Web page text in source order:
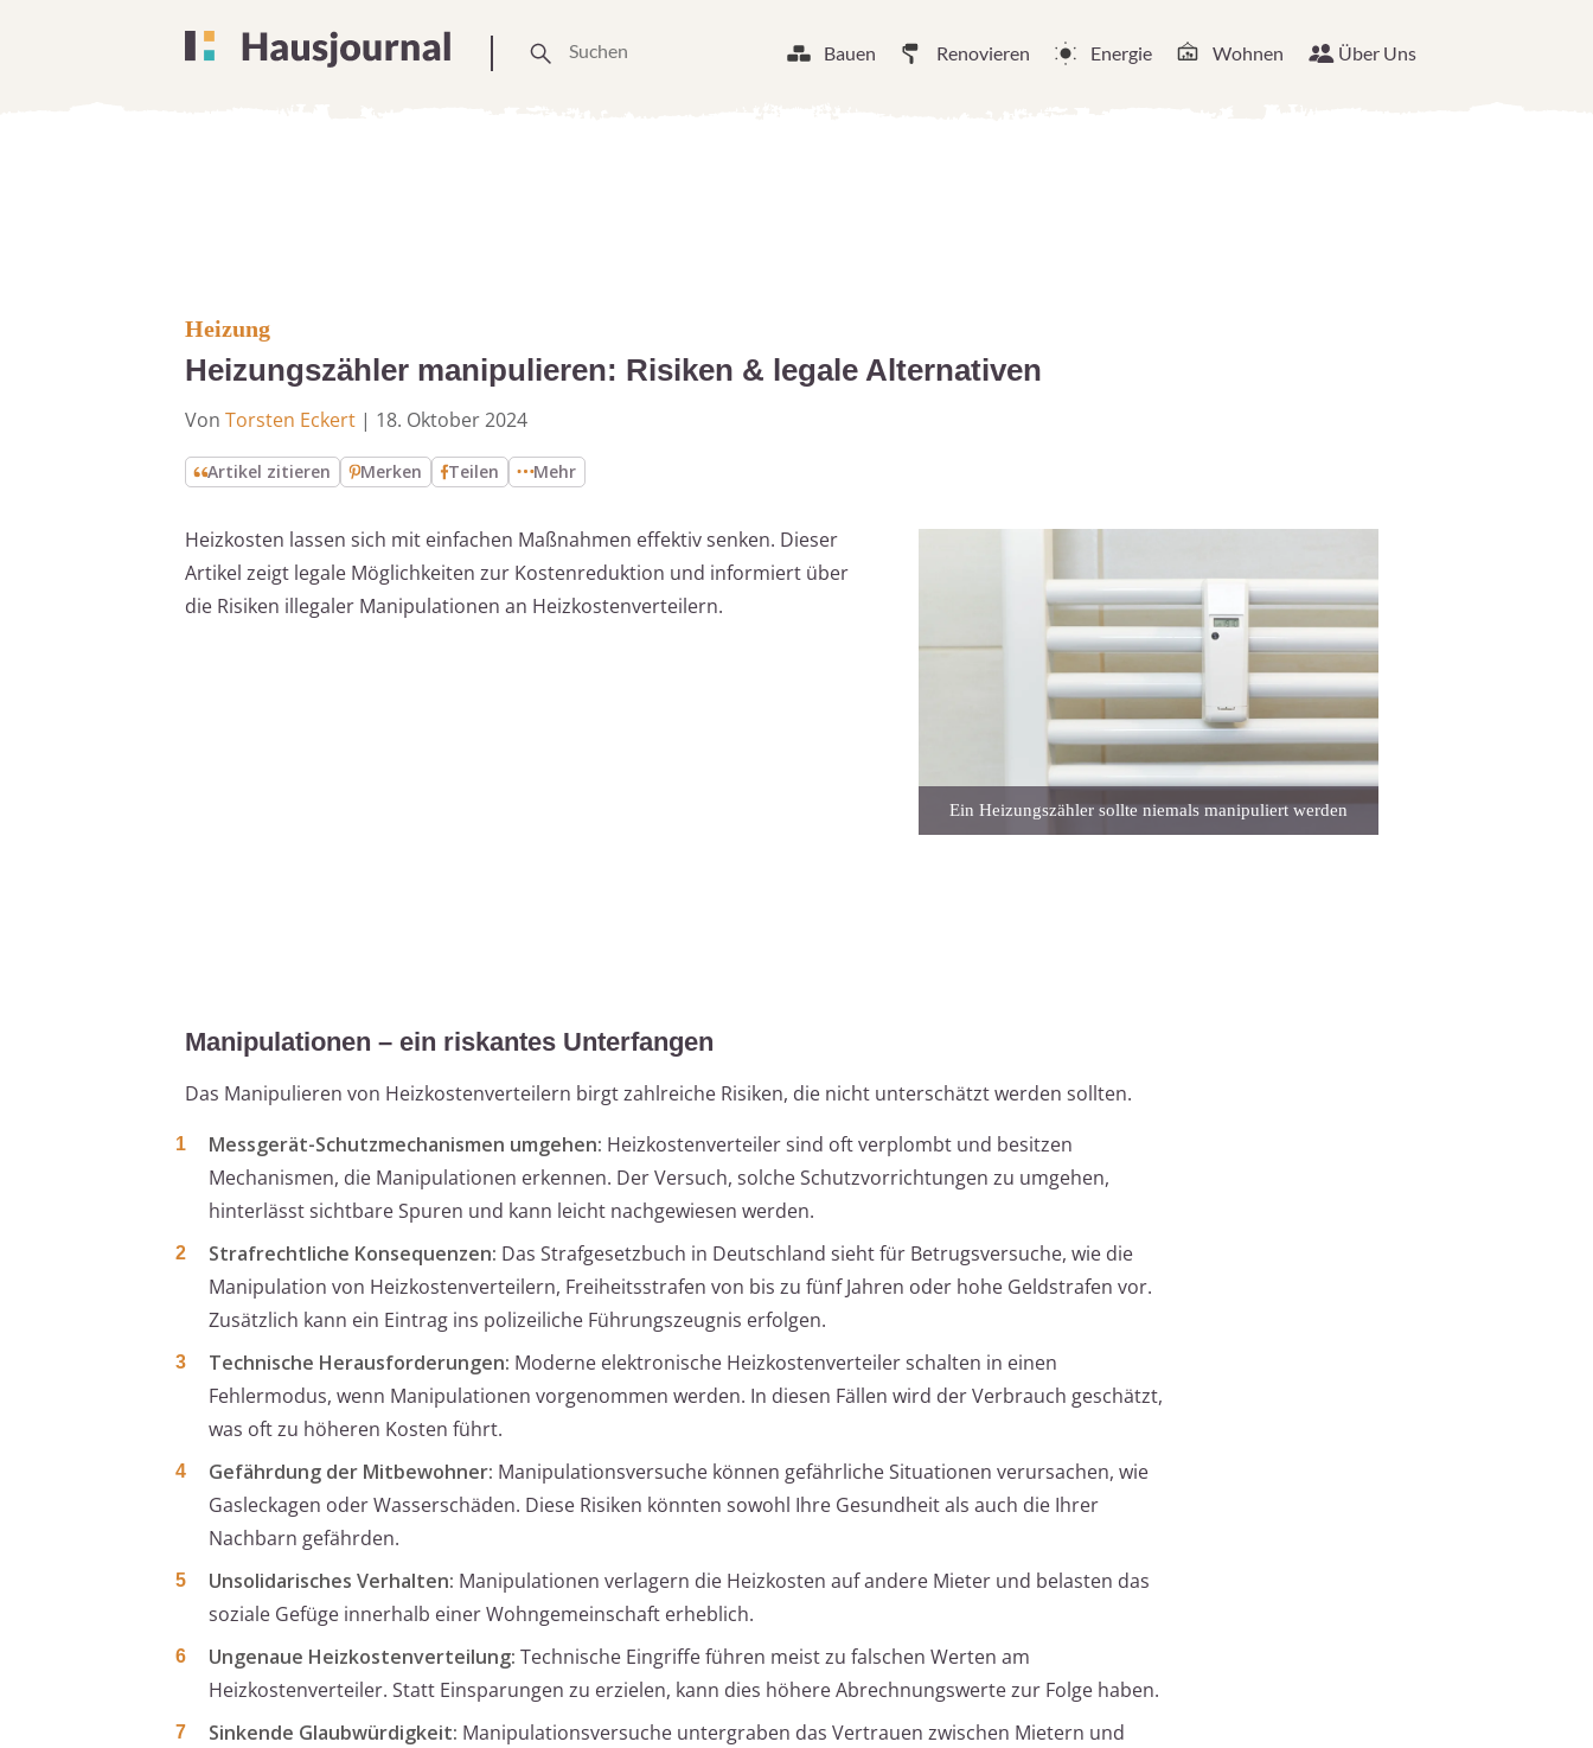
Bauen Renovieren Energie Wohnen Über Uns
Heizung
Heizungszähler manipulieren: Risiken & legale Alternativen
Von Torsten Eckert | 18. Oktober 2024
Artikel zitieren Merken Teilen Mehr
Heizkosten lassen sich mit einfachen Maßnahmen effektiv senken. Dieser
Artikel zeigt legale Möglichkeiten zur Kostenreduktion und informiert über
die Risiken illegaler Manipulationen an Heizkostenverteilern.
Ein Heizungszähler sollte niemals manipuliert werden
Manipulationen – ein riskantes Unterfangen
Das Manipulieren von Heizkostenverteilern birgt zahlreiche Risiken, die nicht unterschätzt werden sollten.
Messgerät-Schutzmechanismen umgehen: Heizkostenverteiler sind oft verplombt und besitzen
Mechanismen, die Manipulationen erkennen. Der Versuch, solche Schutzvorrichtungen zu umgehen,
hinterlässt sichtbare Spuren und kann leicht nachgewiesen werden.
Strafrechtliche Konsequenzen: Das Strafgesetzbuch in Deutschland sieht für Betrugsversuche, wie die
Manipulation von Heizkostenverteilern, Freiheitsstrafen von bis zu fünf Jahren oder hohe Geldstrafen vor.
Zusätzlich kann ein Eintrag ins polizeiliche Führungszeugnis erfolgen.
Technische Herausforderungen: Moderne elektronische Heizkostenverteiler schalten in einen
Fehlermodus, wenn Manipulationen vorgenommen werden. In diesen Fällen wird der Verbrauch geschätzt,
was oft zu höheren Kosten führt.
Gefährdung der Mitbewohner: Manipulationsversuche können gefährliche Situationen verursachen, wie
Gasleckagen oder Wasserschäden. Diese Risiken könnten sowohl Ihre Gesundheit als auch die Ihrer
Nachbarn gefährden.
Unsolidarisches Verhalten: Manipulationen verlagern die Heizkosten auf andere Mieter und belasten das
soziale Gefüge innerhalb einer Wohngemeinschaft erheblich.
Ungenaue Heizkostenverteilung: Technische Eingriffe führen meist zu falschen Werten am
Heizkostenverteiler. Statt Einsparungen zu erzielen, kann dies höhere Abrechnungswerte zur Folge haben.
Sinkende Glaubwürdigkeit: Manipulationsversuche untergraben das Vertrauen zwischen Mietern und